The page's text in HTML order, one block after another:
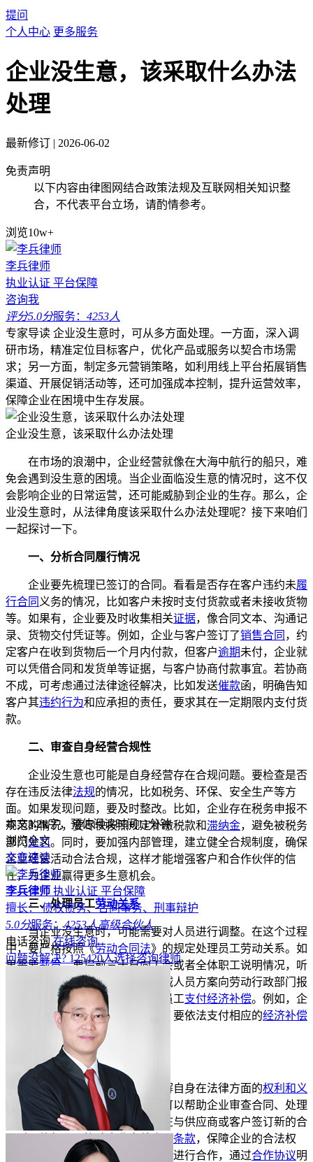
提问
个人中心 更多服务
企业没生意，该采取什么办法
处理
最新修订 | 2026-06-02
免责声明
以下内容由律图网结合政策法规及互联网相关知识整
合，不代表平台立场，请酌情参考。
浏览10w+
李兵律师
执业认证 平台保障
咨询我
评分5.0分服务： 4253人
专家导读 企业没生意时，可从多方面处理。一方面，深入调
研市场，精准定位目标客户，优化产品或服务以契合市场需
求；另一方面，制定多元营销策略，如利用线上平台拓展销售
渠道、开展促销活动等，还可加强成本控制，提升运营效率，
保障企业在困境中生存发展。
企业没生意，该采取什么办法处理
在市场的浪潮中，企业经营就像在大海中航行的船只，难
免会遇到没生意的困境。当企业面临没生意的情况时，这不仅
会影响企业的日常运营，还可能威胁到企业的生存。那么，企
业没生意时，从法律角度该采取什么办法处理呢？接下来咱们
一起探讨一下。
一、分析合同履行情况
企业要先梳理已签订的合同。看看是否存在客户违约未履
行合同 义务的情况，比如客户未按时支付货款或者未接收货物
等。如果有，企业要及时收集相关证据，像合同文本、沟通记
录、货物交付凭证等。例如，企业与客户签订了销售合同 ，约
定客户在收到货物后一个月内付款，但客户逾期未付，企业就
可以凭借合同和发货单等证据，与客户协商付款事宜。若协商
不成，可考虑通过法律途径解决，比如发送催款函，明确告知
客户其违约行为和应承担的责任，要求其在一定期限内支付货
款。
二、审查自身经营合规性
企业没生意也可能是自身经营存在合规问题。要检查是否
存在违反法律法规的情况，比如税务、环保、安全生产等方
面。如果发现问题，要及时整改。比如，企业存在税务申报不
规范的情况，要尽快按照规定补缴税款和滞纳金，避免被税务
部门处罚。同时，要加强内部管理，建立健全合规制度，确保
企业经营活动合法合规，这样才能增强客户和合作伙伴的信
任，为企业赢得更多生意机会。
三、处理员工劳动关系
当企业没生意时，可能需要对人员进行调整。在这个过程
中，要严格按照《劳动合同法》的规定处理员工劳动关系。如
果需要裁员，要提前三十日向工会或者全体职工说明情况，听
取工会或者职工的意见后，将裁减人员方案向劳动行政部门报
告。并且，要按照规定向被裁减员工支付经济补偿。例如，企
业因经营困难需要裁减部分员工，要依法支付相应的经济补偿
，避免引发 劳动纠纷
四、寻求法律支持与合作
企业可以咨询专业律师，了解自身在法律方面的权利和义
，制定合理的应对策略。律师可以帮助企业审查合同、处理
纠纷
、防范法律风险等。比如，在与供应商或客户签订新的合
同时，律师可以协助企业完善
合同条款，保障企业的合法权
益。此外，企业还可以与其他企业进行合作，通过合作协议明
本文3.2k字，预估阅读时间11分钟
浏览全文
文章速读
李兵律师 执业认证 平台保障
擅长： 债权债务、合同事务、刑事辩护
5.0分服务：4253人高级合伙人
电话咨询 在线咨询
问题没解决? 125420人选择咨询律师